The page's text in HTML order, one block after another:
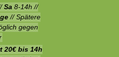
Sa8-14h //
// Spätere
gegen
20€ bis 14h